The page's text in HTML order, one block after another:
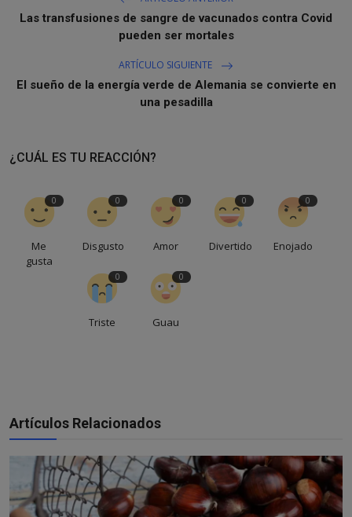
Las transfusiones de sangre de vacunados contra Covid
pueden ser mortales
ARTÍCULO SIGUIENTE
El sueño de la energía verde de Alemania se convierte en
una pesadilla
¿CUÁL ES TU REACCIÓN?
0
Me
gusta
0
Disgusto
0
Amor
0
Divertido
0
Enojado
0
Triste
0
Guau
Artículos Relacionados